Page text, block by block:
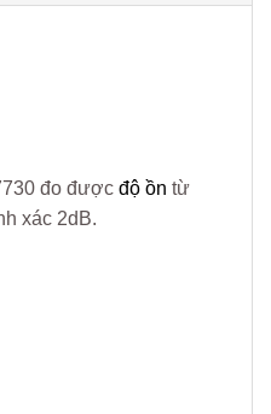
đo được độ ồn từ
xác 2dB.